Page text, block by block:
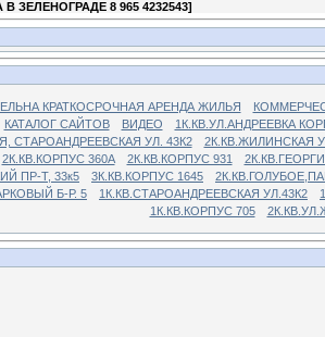
ЗЕЛЕНОГРАДЕ 8 965 4232543]
КРАТКОСРОЧНАЯ АРЕНДА ЖИЛЬЯ
КАТАЛОГ САЙТОВ ВИДЕО
1К.КВ.УЛ.АНДРЕЕВКА
СТАРОАНДРЕЕВСКАЯ УЛ. 43К2
2К.КВ.ЖИЛИНСКАЯ
2К.КВ.КОРПУС 360А 2К.КВ.КОРПУС 931
ПР-Т, 33к5
3К.КВ.КОРПУС 1645
Б-Р. 5
1К.КВ.СТАРОАНДРЕЕВСКАЯ УЛ.43К2
1К.КВ.КОРПУС 705